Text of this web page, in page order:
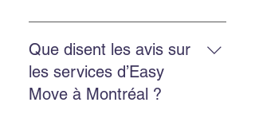
Oui. Easy Move propose des
services rapides et flexibles pour
réduire le stress et assurer un
déménagement efficace.
Que disent les avis sur
les services d’Easy
Move à Montréal ?